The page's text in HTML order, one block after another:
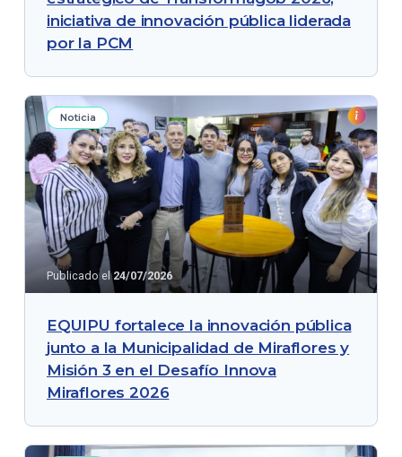
iniciativa de innovación pública liderada
por la PCM
Noticia
Publicado el24/07/2026
EQUIPU fortalece la innovación pública
junto a la Municipalidad de Miraflores y
Misión 3 en el Desafío Innova
Miraflores 2026